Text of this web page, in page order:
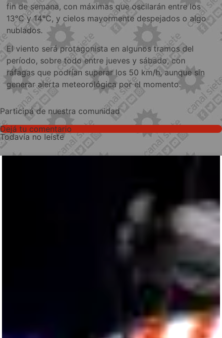
fin de semana, con máximas que oscilarán entre los
13°C y 14°C, y cielos mayormente despejados o algo
nublados.
El viento será protagonista en algunos tramos del
período, sobre todo entre jueves y sábado, con
ráfagas que podrían superar los 50 km/h, aunque sin
generar alerta meteorológica por el momento.
Participá de nuestra comunidad
Dejá tu comentario
Todavía no leíste